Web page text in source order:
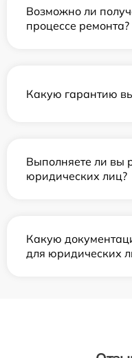
Возможно ли
процессе ремонта?
Какую гарантию
Выполняете ли вы
юридических лиц?
Какую
для юридических